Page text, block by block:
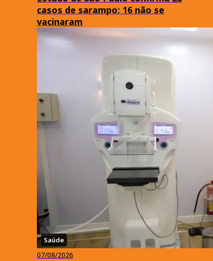
casos de sarampo; 16 não se
vacinaram
Saúde
07/08/2026